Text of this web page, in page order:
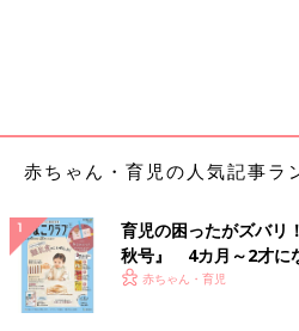
赤ちゃん・育児の人気記事ラ
育児の困ったがズバリ
秋号』 4カ月～2才に
いっぱい！
赤ちゃん・育児